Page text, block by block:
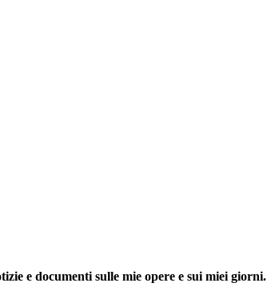
e documenti sulle mie opere e sui miei giorni.